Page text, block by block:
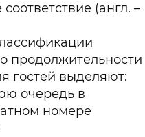
(англ. –
продолжительности
гостей выделяют:
очередь в
номере